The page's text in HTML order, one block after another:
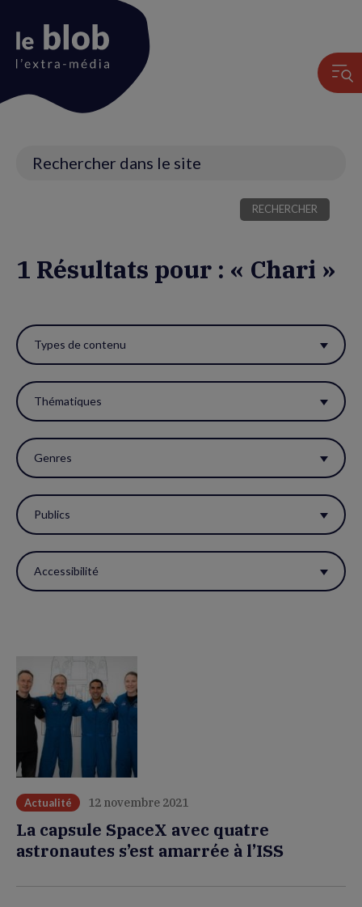
1 Résultats pour : « Chari »
ces
filtres
pour
réactualiser
la
page.
Types de contenu
Thématiques
Genres
Publics
Accessibilité
Actualité 12 novembre 2021
La capsule SpaceX avec quatre
astronautes s’est amarrée à l’ISS